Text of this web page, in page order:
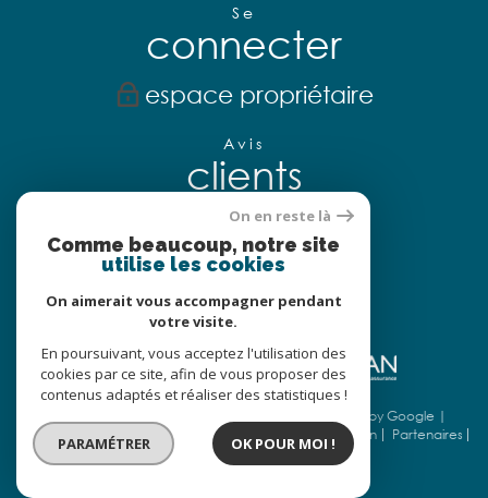
Se
connecter
espace propriétaire
Avis
clients
adhérons
© 2026 | Tous droits réservés | Traduction powered by Google |
Nos honoraires
Plan du site Mentions légales Admin
Partenaires
Politique RGPD
Cookies
On en reste là
Comme beaucoup, notre site
utilise les cookies
On aimerait vous accompagner pendant
votre visite.
En poursuivant, vous acceptez l'utilisation des
cookies par ce site, afin de vous proposer des
contenus adaptés et réaliser des statistiques !
PARAMÉTRER OK POUR MOI !